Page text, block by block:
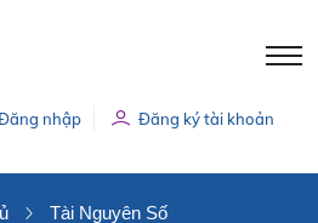
nhập Đăng ký tài khoản
Tài Nguyên Số